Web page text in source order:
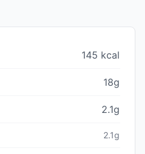
145 kcal
18g
2.1g
2.1g